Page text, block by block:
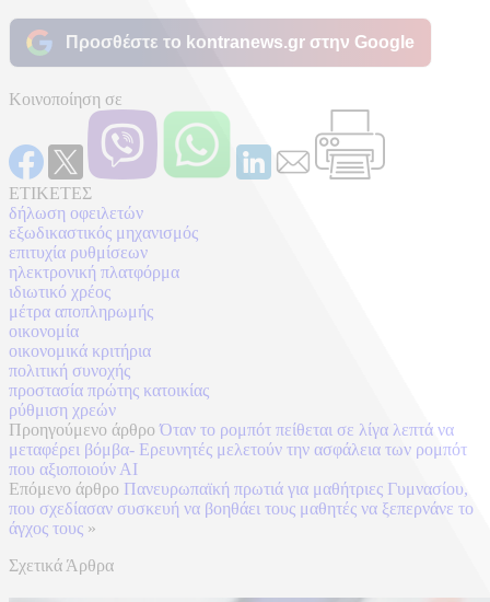
Προσθέστε το kontranews.gr στην Google
Κοινοποίηση σε
ΕΤΙΚΕΤΕΣ
δήλωση οφειλετών
εξωδικαστικός μηχανισμός
επιτυχία ρυθμίσεων
ηλεκτρονική πλατφόρμα
ιδιωτικό χρέος
μέτρα αποπληρωμής
οικονομία
οικονομικά κριτήρια
πολιτική συνοχής
προστασία πρώτης κατοικίας
ρύθμιση χρεών
Προηγούμενο άρθρο Όταν το ρομπότ πείθεται σε λίγα λεπτά να
μεταφέρει βόμβα- Ερευνητές μελετούν την ασφάλεια των ρομπότ
που αξιοποιούν ΑΙ
Επόμενο άρθρο Πανευρωπαϊκή πρωτιά για μαθήτριες Γυμνασίου,
που σχεδίασαν συσκευή να βοηθάει τους μαθητές να ξεπερνάνε το
άγχος τους »
Σχετικά Άρθρα